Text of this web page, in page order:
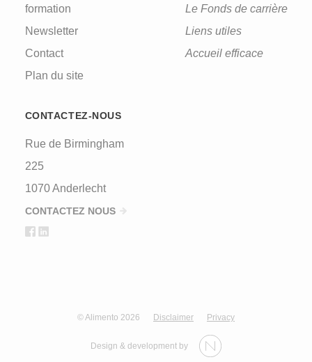
formation
Newsletter
Contact
Plan du site
Le Fonds de carrière
Liens utiles
Accueil efficace
CONTACTEZ-NOUS
Rue de Birmingham
225
1070 Anderlecht
CONTACTEZ NOUS
© Alimento 2026 Disclaimer Privacy
Design & development by